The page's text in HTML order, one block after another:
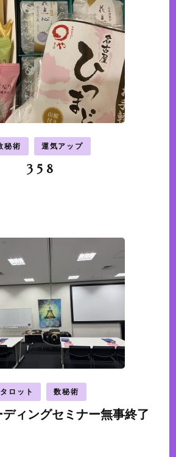
秘術 運気アップ
3 5 8
タロット 数秘術
ィングセミナー無事終了